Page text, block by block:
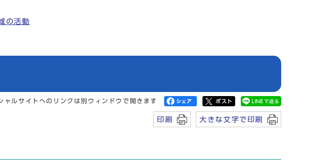
の活動
ャルサイトへのリンクは別ウィンドウで開きます
印刷 大きな文字で印刷